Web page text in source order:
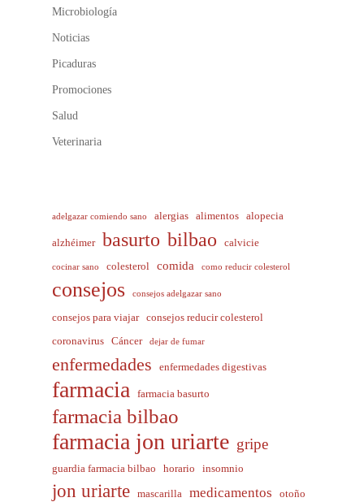
Microbiología
Noticias
Picaduras
Promociones
Salud
Veterinaria
adelgazar comiendo sano alergias alimentos alopecia
alzhéimer basurto bilbao calvicie
cocinar sano colesterol comida como reducir colesterol
consejos consejos adelgazar sano
consejos para viajar consejos reducir colesterol
coronavirus Cáncer dejar de fumar
enfermedades enfermedades digestivas
farmacia farmacia basurto
farmacia bilbao
farmacia jon uriarte gripe
guardia farmacia bilbao horario insomnio
jon uriarte mascarilla medicamentos
otoño